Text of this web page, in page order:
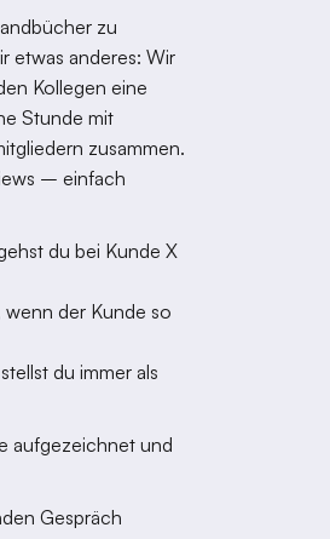
zu
etwas anderes: Wir
Kollegen eine
Stunde mit
zusammen.
– einfach
du bei Kunde X
wenn der Kunde so
du immer als
aufgezeichnet und
Gespräch